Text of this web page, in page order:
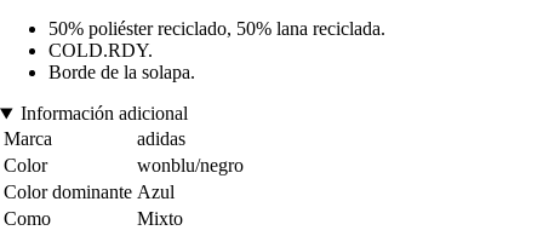
50% poliéster reciclado, 50% lana reciclada.
COLD.RDY.
Borde de la solapa.
Información adicional
Marca
adidas
Color
wonblu/negro
Color dominante Azul
Como
Mixto